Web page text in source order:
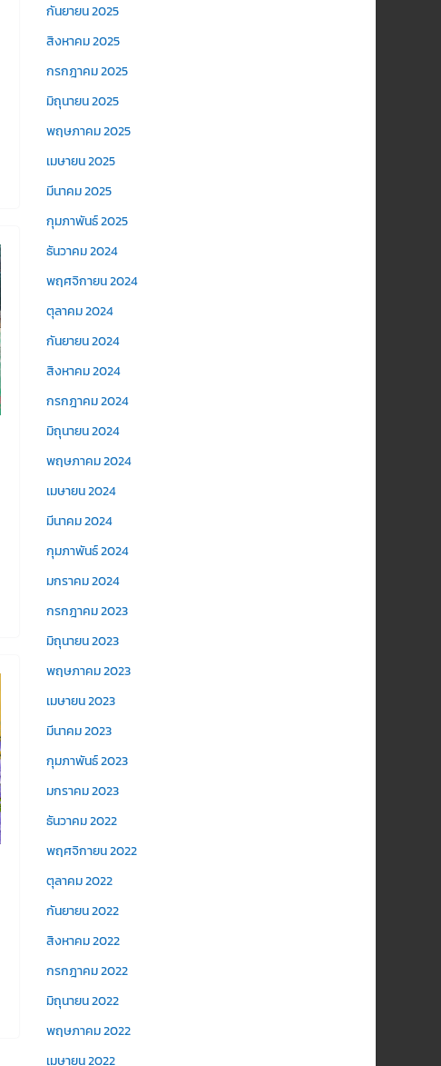
กันยายน 2025
สิงหาคม 2025
กรกฎาคม 2025
มิถุนายน 2025
พฤษภาคม 2025
เมษายน 2025
มีนาคม 2025
กุมภาพันธ์ 2025
ธันวาคม 2024
พฤศจิกายน 2024
ตุลาคม 2024
กันยายน 2024
สิงหาคม 2024
กรกฎาคม 2024
มิถุนายน 2024
พฤษภาคม 2024
เมษายน 2024
มีนาคม 2024
กุมภาพันธ์ 2024
มกราคม 2024
กรกฎาคม 2023
มิถุนายน 2023
พฤษภาคม 2023
เมษายน 2023
มีนาคม 2023
กุมภาพันธ์ 2023
มกราคม 2023
ธันวาคม 2022
พฤศจิกายน 2022
ตุลาคม 2022
กันยายน 2022
สิงหาคม 2022
กรกฎาคม 2022
มิถุนายน 2022
พฤษภาคม 2022
เมษายน 2022